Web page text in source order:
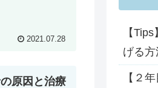
2021.07.28
原因と治療
【
げる方
【２